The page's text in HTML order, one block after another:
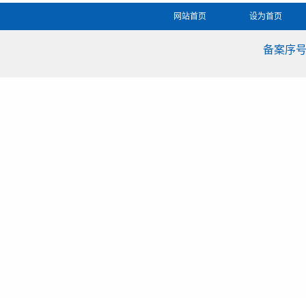
网站首页 设为首页
备案序